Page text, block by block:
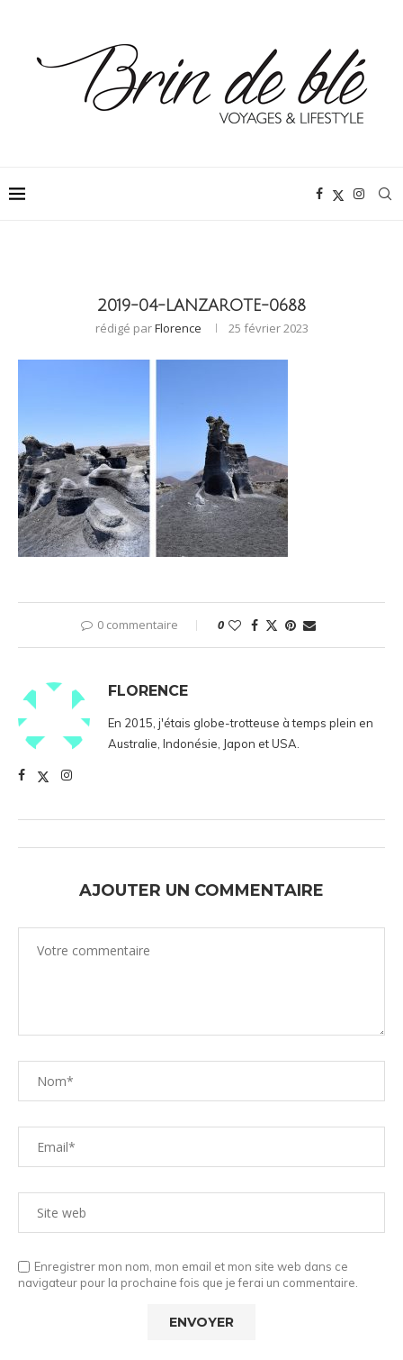
2019-04-LANZAROTE-0688
rédigé parFlorence 25 février 2023
0 commentaire 0
FLORENCE
En 2015, j'étais globe-trotteuse à temps plein en
Australie, Indonésie, Japon et USA.
AJOUTER UN COMMENTAIRE
Enregistrer mon nom, mon email et mon site web dans ce
navigateur pour la prochaine fois que je ferai un commentaire.